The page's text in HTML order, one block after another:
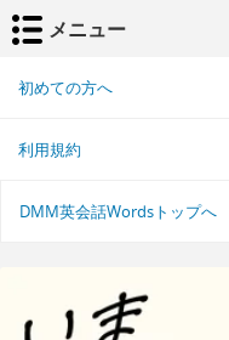
メニュー
初めての方へ
利用規約
DMM英会話Wordsトップへ